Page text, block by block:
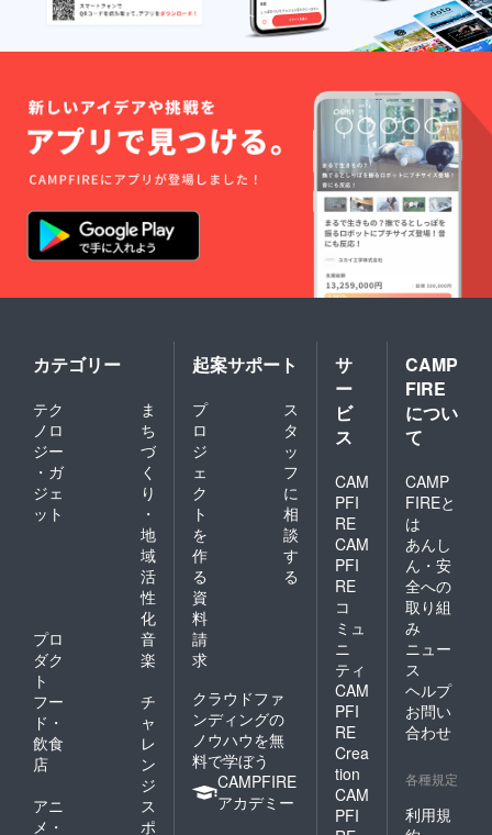
カテゴリー
テク
ノロ
ジー
・ガ
ジェ
ット
ま
ち
づ
く
り
・
地
域
活
性
化
プロ
ダク
ト
音
楽
フー
ド・
飲食
店
チ
ャ
レ
ン
ジ
アニ
メ・
ス
ポ
起案サポート
プ
ロ
ジ
ェ
ク
ト
を
作
る
ス
タ
ッ
フ
に
相
談
す
る
資
料
請
求
クラウドファ
ンディングの
ノウハウを無
料で学ぼう
CAMPFIRE
アカデミー
サ
ー
ビ
ス
CAM
PFI
RE
CAM
PFI
RE
コ
ミュ
ニ
ティ
CAM
PFI
RE
Crea
tion
CAM
PFI
CAMP
FIRE
につい
て
CAMP
FIREと
は
あんし
ん・安
全への
取り組
み
ニュー
ス
ヘルプ
お問い
合わせ
各種規定
利用規